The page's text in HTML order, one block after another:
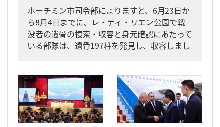
ホーチミン市司令部によりますと、6月23日か
ら8月4日までに、レ・ティ・リエン公園で戦
没者の遺骨の捜索・収容と身元確認にあたって
いる部隊は、遺骨197柱を発見し、収容しまし